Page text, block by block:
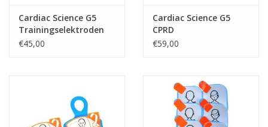
Cardiac Science G5
Trainingselektroden
Kind
€45,00
Cardiac Science G5
CPRD
Trainingselektroden
€59,00